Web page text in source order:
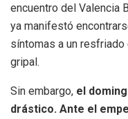
encuentro del Valencia
ya manifestó
síntomas a un
gripal.
Sin embargo, el
drástico. Ante el